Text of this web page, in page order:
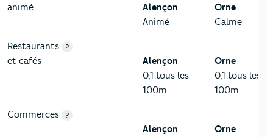
animé
Alençon
Animé
Orne
Calme
Restaurants
et cafés
?
Alençon
0,1 tous les
100m
Orne
0,1 tous les
100m
Commerces ?
Alençon
Orne